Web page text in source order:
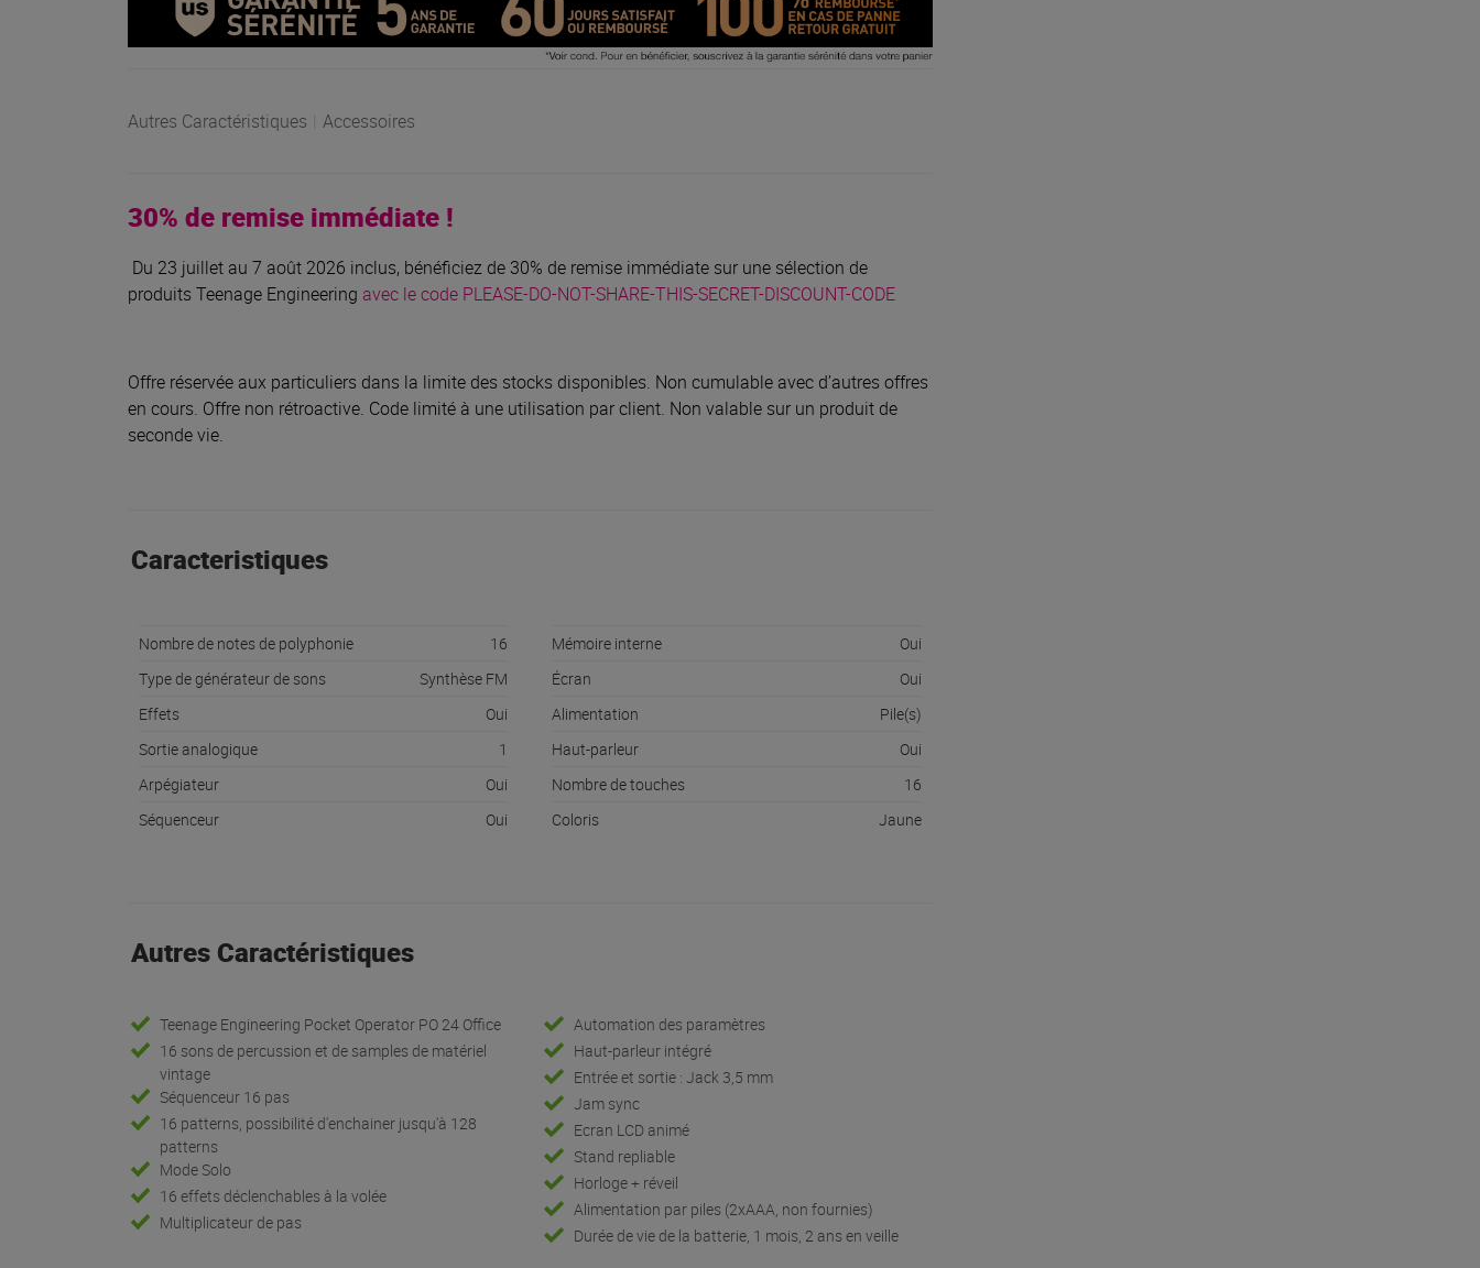
Autres Caractéristiques Accessoires
30% de remise immédiate !
Du 23 juillet au 7 août 2026 inclus, bénéficiez de 30% de remise immédiate sur une sélection de
produits Teenage Engineering avec le code PLEASE-DO-NOT-SHARE-THIS-SECRET-DISCOUNT-CODE
Offre réservée aux particuliers dans la limite des stocks disponibles. Non cumulable avec d’autres offres
en cours. Offre non rétroactive. Code limité à une utilisation par client. Non valable sur un produit de
seconde vie.
Caracteristiques
Nombre de notes de polyphonie
16
Type de générateur de sons
Synthèse FM
Effets
Oui
Sortie analogique
1
Arpégiateur
Oui
Séquenceur
Oui
Mémoire interne
Oui
Écran
Oui
Alimentation
Pile(s)
Haut-parleur
Oui
Nombre de touches
16
Coloris
Jaune
Autres Caractéristiques
Teenage Engineering Pocket Operator PO 24 Office
16 sons de percussion et de samples de matériel
vintage
Séquenceur 16 pas
16 patterns, possibilité d'enchainer jusqu'à 128
patterns
Mode Solo
16 effets déclenchables à la volée
Multiplicateur de pas
Automation des paramètres
Haut-parleur intégré
Entrée et sortie : Jack 3,5 mm
Jam sync
Ecran LCD animé
Stand repliable
Horloge + réveil
Alimentation par piles (2xAAA, non fournies)
Durée de vie de la batterie, 1 mois, 2 ans en veille